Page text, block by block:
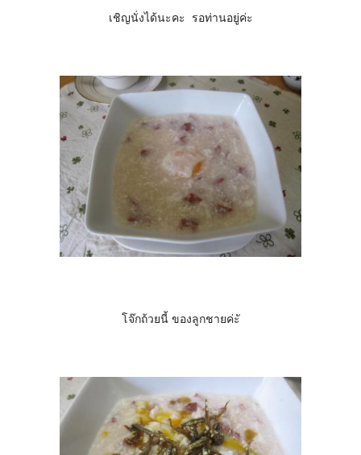
เชิญนั่งได้นะคะ รอท่านอยู่ค่ะ
โจ๊กถ้วยนี้ ของลูกชายค่ะั